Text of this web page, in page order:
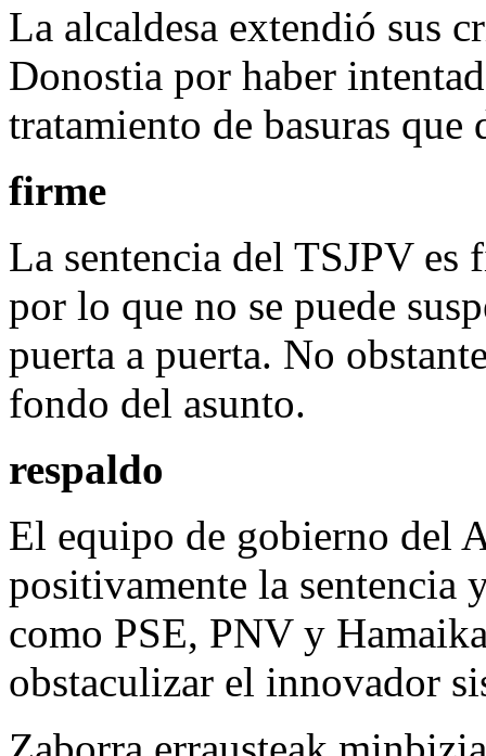
La alcaldesa extendió sus
Donostia por haber
tratamiento de basuras que
firme
La sentencia del TSJPV es
por lo que no se puede
puerta a puerta. No
fondo del asunto.
respaldo
El equipo de gobierno del
positivamente la sentencia
como PSE, PNV y
obstaculizar el innovador